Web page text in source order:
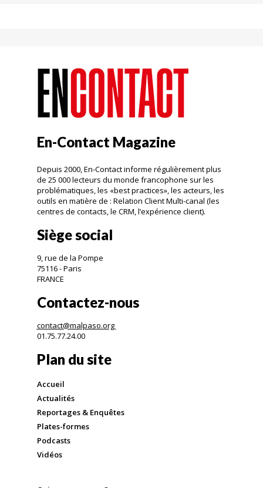
En-Contact Magazine
Depuis 2000, En-Contact informe régulièrement plus
de 25 000 lecteurs du monde francophone sur les
problématiques, les «best practices», les acteurs, les
outils en matière de : Relation Client Multi-canal (les
centres de contacts, le CRM, l’expérience client).
Siège social
9, rue de la Pompe
75116 - Paris
FRANCE
Contactez-nous
contact@malpaso.org
01.75.77.24.00
Plan du site
Accueil
Actualités
Reportages & Enquêtes
Plates-formes
Podcasts
Vidéos